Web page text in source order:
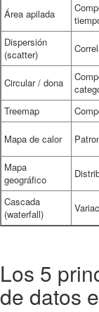
Área apilada
Dispersión
(scatter)
Circular / dona
Treemap
Mapa de calor
Mapa
geográfico
Cascada
(waterfall)
Los 5
de datos